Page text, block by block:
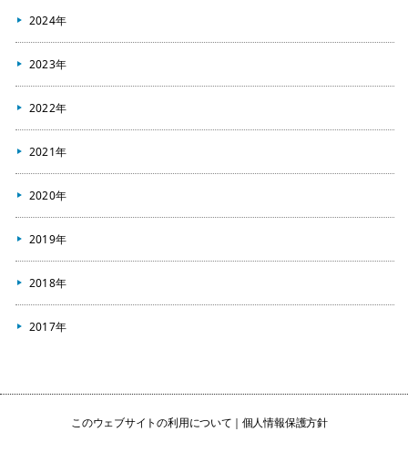
2024年
2023年
2022年
2021年
2020年
2019年
2018年
2017年
このウェブサイトの利用について 個人情報保護方針